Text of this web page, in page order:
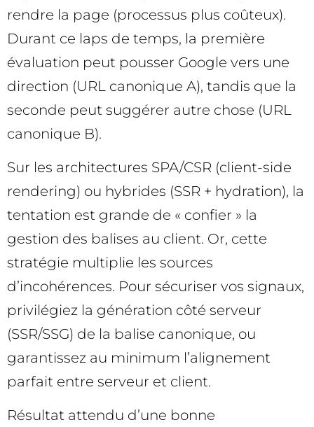
rendre la page (processus plus coûteux).
Durant ce laps de temps, la première
évaluation peut pousser Google vers une
direction (URL canonique A), tandis que la
seconde peut suggérer autre chose (URL
canonique B).
Sur les architectures SPA/CSR (client-side
rendering) ou hybrides (SSR + hydration), la
tentation est grande de « confier » la
gestion des balises au client. Or, cette
stratégie multiplie les sources
d’incohérences. Pour sécuriser vos signaux,
privilégiez la génération côté serveur
(SSR/SSG) de la balise canonique, ou
garantissez au minimum l’alignement
parfait entre serveur et client.
Résultat attendu d’une bonne